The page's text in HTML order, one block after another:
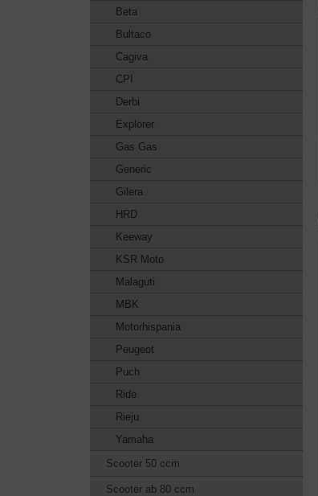
Beta
Bultaco
Cagiva
CPI
Derbi
Explorer
Gas Gas
Generic
Gilera
HRD
Keeway
KSR Moto
Malaguti
MBK
Motorhispania
Peugeot
Puch
Ride
Rieju
Yamaha
Scooter 50 ccm
Scooter ab 80 ccm